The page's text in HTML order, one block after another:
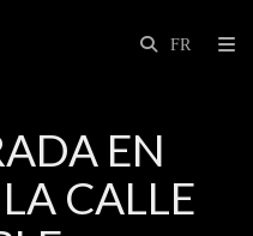
EN
CALLE